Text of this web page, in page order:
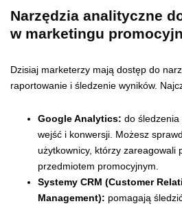
Narzędzia analityczne
w marketingu
Dzisiaj marketerzy mają dostęp do
raportowanie i śledzenie wyników.
Google Analytics: do śledzenia
wejść i konwersji. Możesz
użytkownicy, którzy zareagowali
przedmiotem promocyjnym.
Systemy CRM (Customer
Management): pomagają